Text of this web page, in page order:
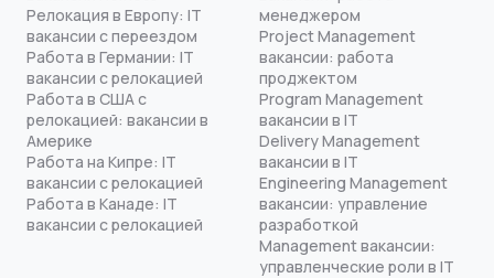
Релокация в Европу: IT
вакансии с переездом
Работа в Германии: IT
вакансии с релокацией
Работа в США с
релокацией: вакансии в
Америке
Работа на Кипре: IT
вакансии с релокацией
Работа в Канаде: IT
вакансии с релокацией
менеджером
Project Management
вакансии: работа
проджектом
Program Management
вакансии в IT
Delivery Management
вакансии в IT
Engineering Management
вакансии: управление
разработкой
Management вакансии:
управленческие роли в IT